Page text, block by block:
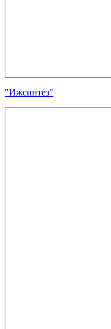
"Ижсинтез"